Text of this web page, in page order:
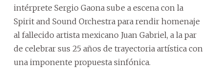
intérprete Sergio Gaona sube a escena con la
Spirit and Sound Orchestra para rendir homenaje
al fallecido artista mexicano Juan Gabriel, a la par
de celebrar sus 25 años de trayectoria artística con
una imponente propuesta sinfónica.